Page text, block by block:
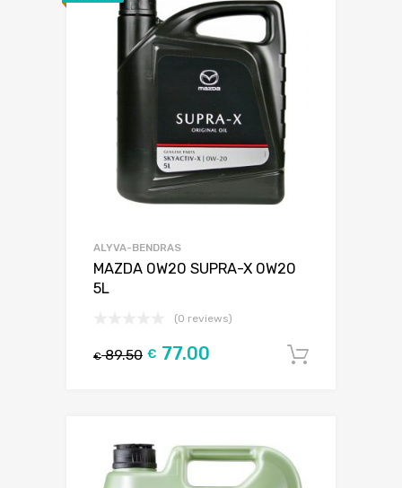
ALYVA-BENDRAS
MAZDA 0W20 SUPRA-X 0W20
5L
(0 reviews)
€89.50 € 77.00